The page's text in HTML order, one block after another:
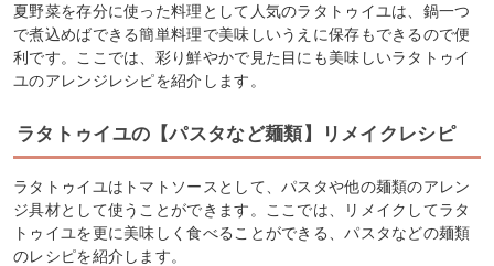
夏野菜を存分に使った料理として人気のラタトゥイユは、鍋一つ
で煮込めばできる簡単料理で美味しいうえに保存もできるので便
利です。ここでは、彩り鮮やかで見た目にも美味しいラタトゥイ
ユのアレンジレシピを紹介します。
ラタトゥイユの【パスタなど麺類】リメイクレシピ
ラタトゥイユはトマトソースとして、パスタや他の麺類のアレン
ジ具材として使うことができます。ここでは、リメイクしてラタ
トゥイユを更に美味しく食べることができる、パスタなどの麺類
のレシピを紹介します。